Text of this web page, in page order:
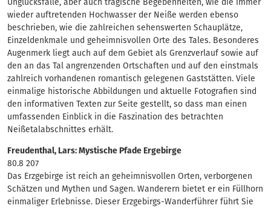
wieder auftretenden Hochwasser der Neiße werden ebenso
beschrieben, wie die zahlreichen sehenswerten Schauplätze,
Einzeldenkmale und geheimnisvollen Orte des Tales. Besonderes
Augenmerk liegt auch auf dem Gebiet als Grenzverlauf sowie auf
den an das Tal angrenzenden Ortschaften und auf den einstmals
zahlreich vorhandenen romantisch gelegenen Gaststätten. Viele
einmalige historische Abbildungen und aktuelle Fotografien sind
den informativen Texten zur Seite gestellt, so dass man einen
umfassenden Einblick in die Faszination des betrachten
Neißetalabschnittes erhält.
Freudenthal, Lars: Mystische Pfade Ergebirge
80.8 207
Das Erzgebirge ist reich an geheimnisvollen Orten, verborgenen
Schätzen und Mythen und Sagen. Wanderern bietet er ein Füllhorn
einmaliger Erlebnisse. Dieser Erzgebirgs-Wanderführer führt Sie